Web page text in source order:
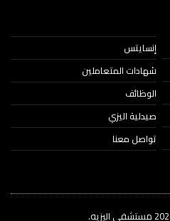
إنسايتس
شهادات المتعاملين
الوظائف
صيدلية اليزي
تواصل معنا